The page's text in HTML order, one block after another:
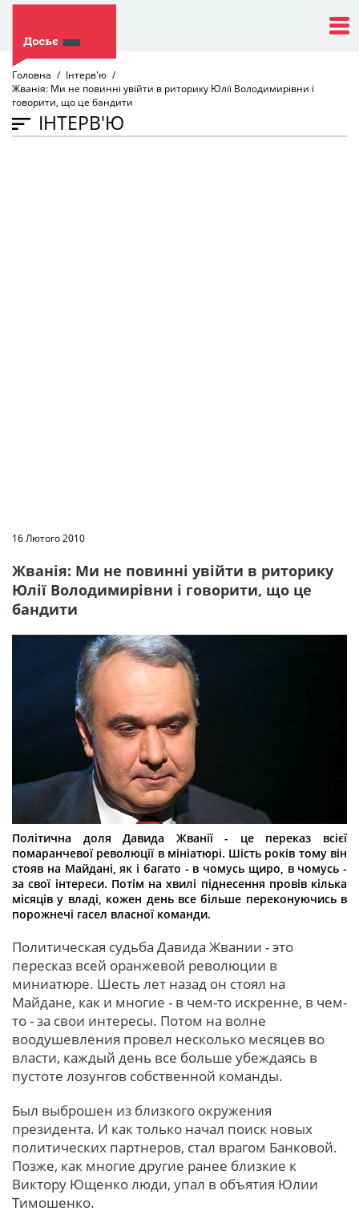
Головна
Інтерв'ю
Жванія: Ми не повинні увійти в риторику Юлії Володимирівни і
говорити, що це бандити
ІНТЕРВ'Ю
16 Лютого 2010
Жванія: Ми не повинні увійти в риторику
Юлії Володимирівни і говорити, що це
бандити
Політична доля Давида Жванії - це переказ всієї
помаранчевої революції в мініатюрі. Шість років тому він
стояв на Майдані, як і багато - в чомусь щиро, в чомусь -
за свої інтереси. Потім на хвилі піднесення провів кілька
місяців у владі, кожен день все більше переконуючись в
порожнечі гасел власної команди.
Политическая судьба Давида Жвании - это
пересказ всей оранжевой революции в
миниатюре. Шесть лет назад он стоял на
Майдане, как и многие - в чем-то искренне, в чем-
то - за свои интересы. Потом на волне
воодушевления провел несколько месяцев во
власти, каждый день все больше убеждаясь в
пустоте лозунгов собственной команды.
Был выброшен из близкого окружения
президента. И как только начал поиск новых
политических партнеров, стал врагом Банковой.
Позже, как многие другие ранее близкие к
Виктору Ющенко люди, упал в объятия Юлии
Тимошенко.